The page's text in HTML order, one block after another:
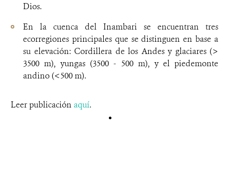
Dios.
En la cuenca del Inambari se encuentran tres
ecorregiones principales que se distinguen en base a
su elevación: Cordillera de los Andes y glaciares (>
3500 m), yungas (3500 - 500 m), y el piedemonte
andino (<500 m).
Leer publicación aquí.